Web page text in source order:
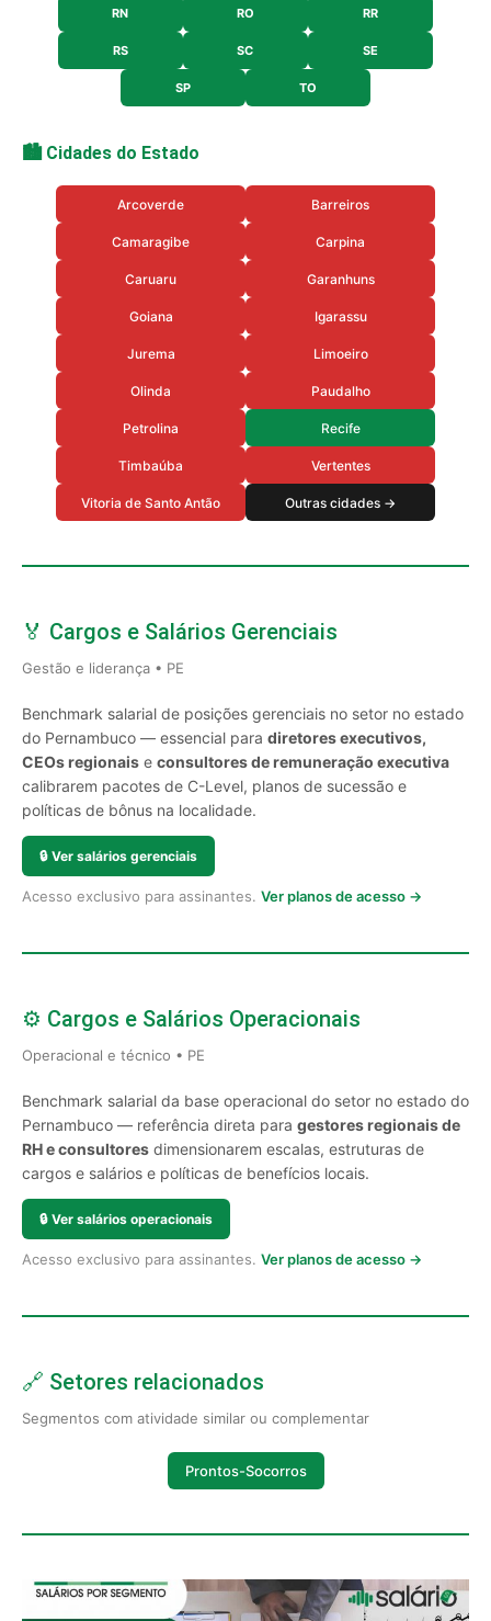
RN RO RR
RS SC SE
SP TO
🏙️ Cidades do Estado
Arcoverde Barreiros
Camaragibe Carpina
Caruaru Garanhuns
Goiana Igarassu
Jurema Limoeiro
Olinda Paudalho
Petrolina Recife
Timbaúba Vertentes
Vitoria de Santo Antão Outras cidades →
🏅 Cargos e Salários Gerenciais
Gestão e liderança • PE
Benchmark salarial de posições gerenciais no setor no estado
do Pernambuco — essencial para diretores executivos,
CEOs regionais e consultores de remuneração executiva
calibrarem pacotes de C-Level, planos de sucessão e
políticas de bônus na localidade.
🔒 Ver salários gerenciais
Acesso exclusivo para assinantes. Ver planos de acesso →
⚙️ Cargos e Salários Operacionais
Operacional e técnico • PE
Benchmark salarial da base operacional do setor no estado do
Pernambuco — referência direta para gestores regionais de
RH e consultores dimensionarem escalas, estruturas de
cargos e salários e políticas de benefícios locais.
🔒 Ver salários operacionais
Acesso exclusivo para assinantes. Ver planos de acesso →
🔗 Setores relacionados
Segmentos com atividade similar ou complementar
Prontos-Socorros